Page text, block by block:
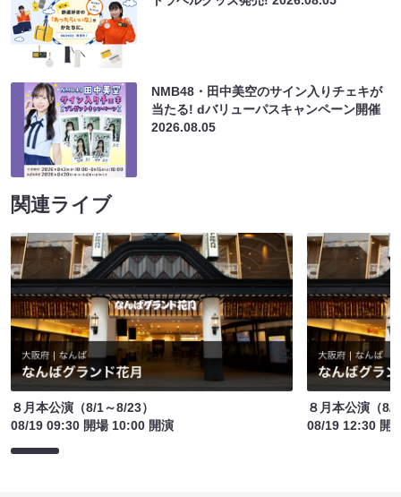
NMB48・田中美空のサイン入りチェキが
当たる! dバリューパスキャンペーン開催
2026.08.05
関連ライブ
８月本公演（8/1～8/23）
08/19 09:30 開場 10:00 開演
８月本公演（8/
08/19 12:30 開